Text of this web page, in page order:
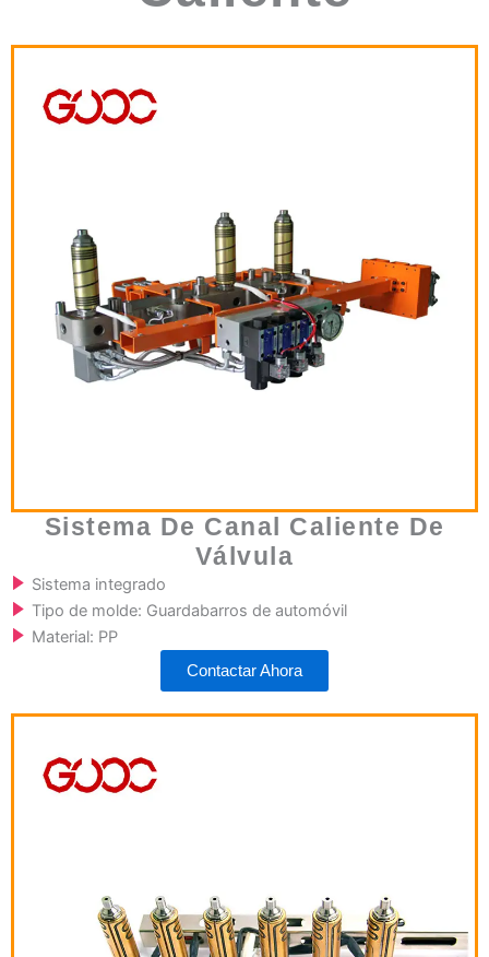
Sistema De Canal Caliente De
Válvula
Sistema integrado
Tipo de molde: Guardabarros de automóvil
Material: PP
Contactar Ahora